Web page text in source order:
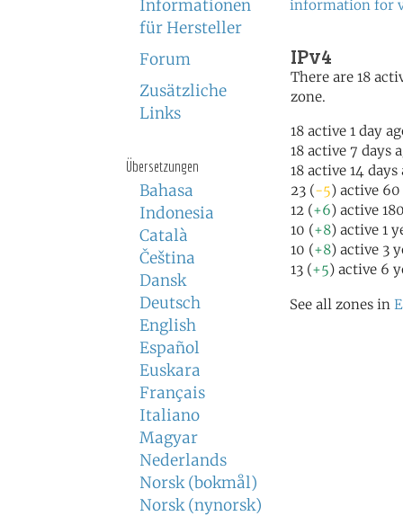
Informationen
für Hersteller
Forum
Zusätzliche
Links
Übersetzungen
Bahasa
Indonesia
Català
Čeština
Dansk
Deutsch
English
Español
Euskara
Français
Italiano
Magyar
Nederlands
Norsk (bokmål)
Norsk (nynorsk)
information for
IPv4
There are 18
zone.
18 active 1 day
18 active 7 days
18 active 14 days
23 (-5) active 60
12 (+6) active
10 (+8) active 1
10 (+8) active 3
13 (+5) active 6
See all zones in